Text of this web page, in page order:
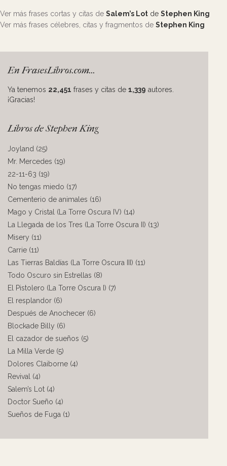
Ver más frases cortas y citas de Salem’s Lot de Stephen King
Ver más frases célebres, citas y fragmentos de Stephen King
En FrasesLibros.com...
Ya tenemos 22,451 frases y citas de 1,339 autores.
¡Gracias!
Libros de Stephen King
Joyland (25)
Mr. Mercedes (19)
22-11-63 (19)
No tengas miedo (17)
Cementerio de animales (16)
Mago y Cristal (La Torre Oscura IV) (14)
La Llegada de los Tres (La Torre Oscura II) (13)
Misery (11)
Carrie (11)
Las Tierras Baldías (La Torre Oscura III) (11)
Todo Oscuro sin Estrellas (8)
El Pistolero (La Torre Oscura I) (7)
El resplandor (6)
Después de Anochecer (6)
Blockade Billy (6)
El cazador de sueños (5)
La Milla Verde (5)
Dolores Claiborne (4)
Revival (4)
Salem’s Lot (4)
Doctor Sueño (4)
Sueños de Fuga (1)